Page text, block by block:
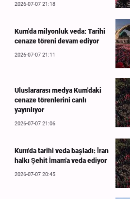
2026-07-07 21:18
Kum'da milyonluk veda: Tarihi
cenaze töreni devam ediyor
2026-07-07 21:11
Uluslararası medya Kum'daki
cenaze törenlerini canlı
yayınlıyor
2026-07-07 21:06
Kum'da tarihi veda başladı: İran
halkı Şehit İmam'a veda ediyor
2026-07-07 20:45